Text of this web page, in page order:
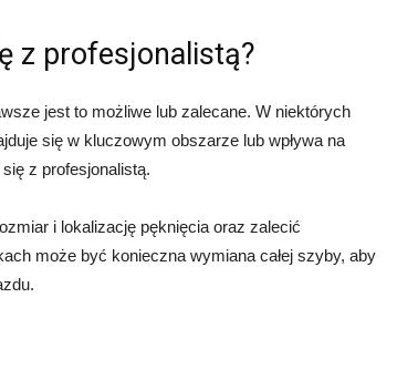
z profesjonalistą?
jest to możliwe lub zalecane. W niektórych
się w kluczowym obszarze lub wpływa na
z profesjonalistą.
i lokalizację pęknięcia oraz zalecić
może być konieczna wymiana całej szyby, aby